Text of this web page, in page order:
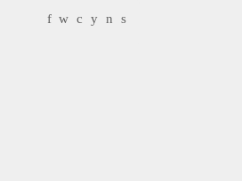
f w c y n s